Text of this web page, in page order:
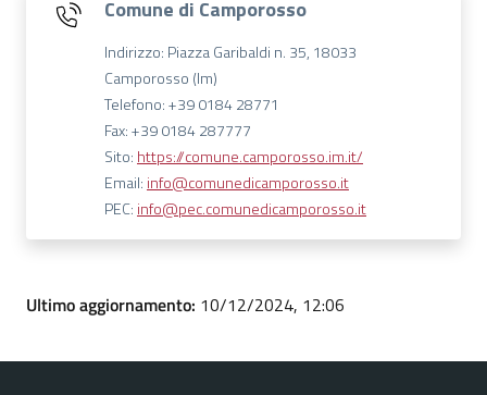
Comune di Camporosso
Indirizzo: Piazza Garibaldi n. 35, 18033
Camporosso (Im)
Telefono: +39 0184 28771
Fax: +39 0184 287777
Sito: https://comune.camporosso.im.it/
Email: info@comunedicamporosso.it
PEC: info@pec.comunedicamporosso.it
Ultimo aggiornamento: 10/12/2024, 12:06